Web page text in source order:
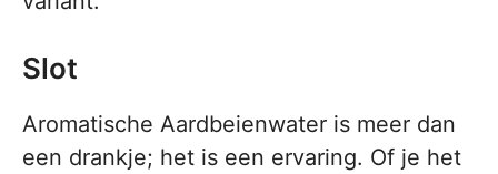
Slot
Aromatische Aardbeienwater is meer dan
een drankje; het is een ervaring. Of je het